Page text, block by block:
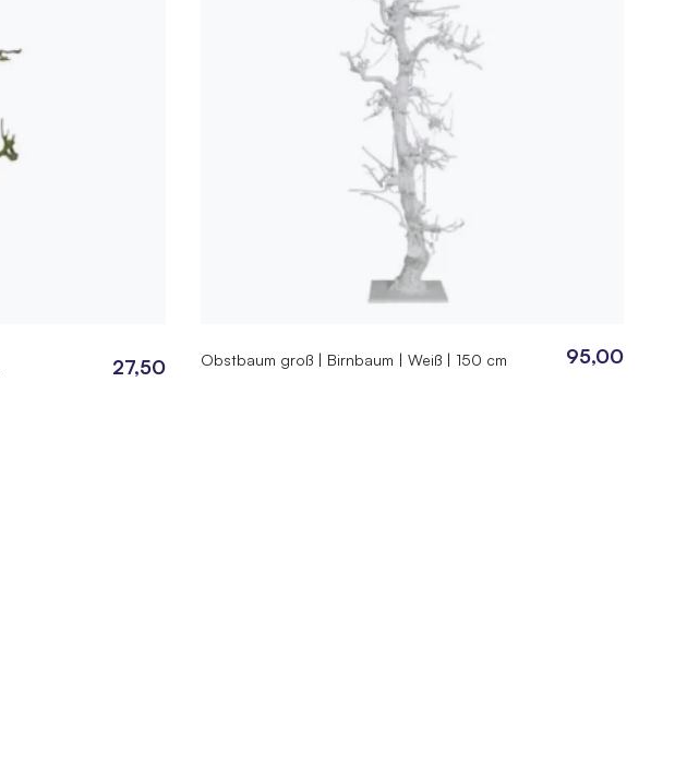
27,50 Obstbaum groß | Birnbaum | Weiß | 150 cm 95,00